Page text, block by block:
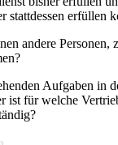
stattdessen erfüllen
andere Personen,
Aufgaben in
ist für welche